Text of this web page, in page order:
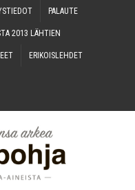
PALAU­TE
2013 LÄHTIEN
ERI­KOIS­LEH­DET